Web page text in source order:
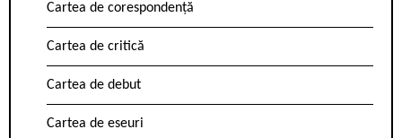
Cartea de corespondență
Cartea de critică
Cartea de debut
Cartea de eseuri